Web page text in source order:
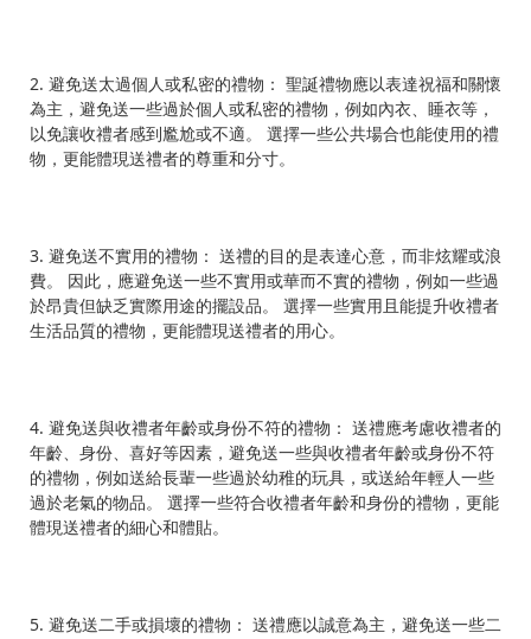
2. 避免送太過個人或私密的禮物： 聖誕禮物應以表達祝福和關懷
為主，避免送一些過於個人或私密的禮物，例如內衣、睡衣等，
以免讓收禮者感到尷尬或不適。 選擇一些公共場合也能使用的禮
物，更能體現送禮者的尊重和分寸。
3. 避免送不實用的禮物： 送禮的目的是表達心意，而非炫耀或浪
費。 因此，應避免送一些不實用或華而不實的禮物，例如一些過
於昂貴但缺乏實際用途的擺設品。 選擇一些實用且能提升收禮者
生活品質的禮物，更能體現送禮者的用心。
4. 避免送與收禮者年齡或身份不符的禮物： 送禮應考慮收禮者的
年齡、身份、喜好等因素，避免送一些與收禮者年齡或身份不符
的禮物，例如送給長輩一些過於幼稚的玩具，或送給年輕人一些
過於老氣的物品。 選擇一些符合收禮者年齡和身份的禮物，更能
體現送禮者的細心和體貼。
5. 避免送二手或損壞的禮物： 送禮應以誠意為主，避免送一些二